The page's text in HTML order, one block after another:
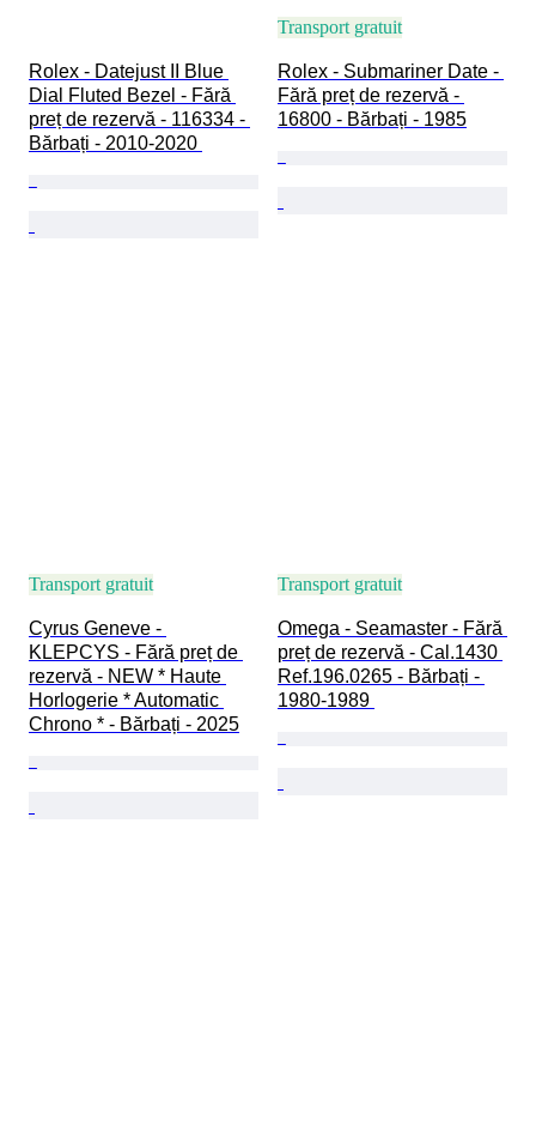
Rolex - Datejust II Blue
Dial Fluted Bezel - Fără
preț de rezervă - 116334 -
Bărbați - 2010-2020
Transport gratuit
Rolex - Submariner Date -
Fără preț de rezervă -
16800 - Bărbați - 1985
Transport gratuit
Cyrus Geneve -
KLEPCYS - Fără preț de
rezervă - NEW * Haute
Horlogerie * Automatic
Chrono * - Bărbați - 2025
Transport gratuit
Omega - Seamaster - Fără
preț de rezervă - Cal.1430
Ref.196.0265 - Bărbați -
1980-1989